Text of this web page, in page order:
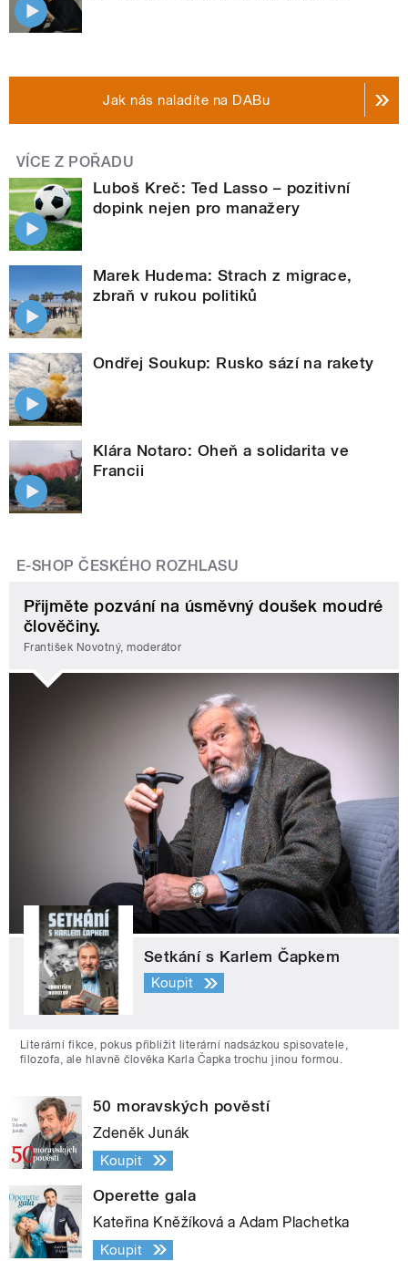
Jak nás naladíte na DABu
VÍCE Z POŘADU
Luboš Kreč: Ted Lasso – pozitivní
dopink nejen pro manažery
Marek Hudema: Strach z migrace,
zbraň v rukou politiků
Ondřej Soukup: Rusko sází na rakety
Klára Notaro: Oheň a solidarita ve
Francii
E-SHOP ČESKÉHO ROZHLASU
Přijměte pozvání na úsměvný doušek moudré
člověčiny.
František Novotný, moderátor
Setkání s Karlem Čapkem
Koupit
Literární fikce, pokus přiblížit literární nadsázkou spisovatele,
filozofa, ale hlavně člověka Karla Čapka trochu jinou formou.
50 moravských pověstí
Zdeněk Junák
Koupit
Operette gala
Kateřina Kněžíková a Adam Plachetka
Koupit